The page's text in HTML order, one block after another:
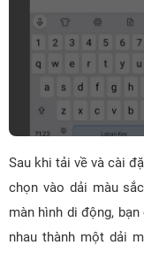
Sau khi tải về và cài
chọn vào dải màu
màn hình di động,
nhau thành một dải